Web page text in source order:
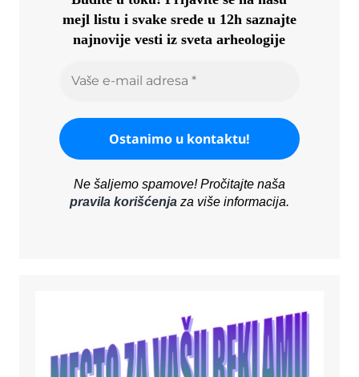
mejl listu i svake srede u 12h saznajte
najnovije vesti iz sveta arheologije
Ne šaljemo spamove! Pročitajte naša
pravila korišćenjaza više informacija.